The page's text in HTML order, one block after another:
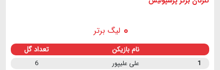
لیگ برتر
نام بازیکن تعداد گل
1 علی علیپور
6